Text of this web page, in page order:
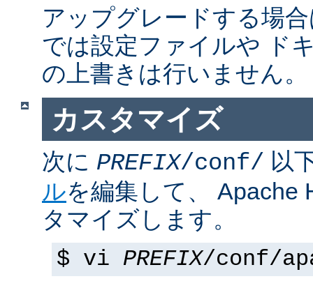
アップグレードする場
では設定ファイルや ド
の上書きは行いません。
カスタマイズ
次に PREFIX/conf/ 以
ルを編集して、 Apache
タマイズします。
$ vi PREFIX/conf/